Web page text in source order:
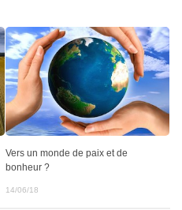
Vers un monde de paix et de
bonheur ?
14/06/18